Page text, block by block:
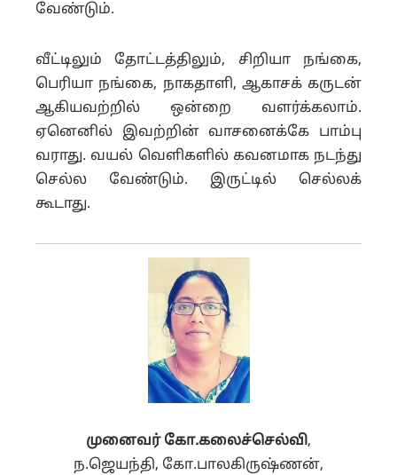
வேண்டும்.
வீட்டிலும் தோட்டத்திலும், சிறியா நங்கை,
பெரியா நங்கை, நாகதாளி, ஆகாசக் கருடன்
ஆகியவற்றில் ஒன்றை வளர்க்கலாம்.
ஏனெனில் இவற்றின் வாசனைக்கே பாம்பு
வராது. வயல் வெளிகளில் கவனமாக நடந்து
செல்ல வேண்டும். இருட்டில் செல்லக்
கூடாது.
முனைவர் கோ.கலைச்செல்வி,
ந.ஜெயந்தி, கோ.பாலகிருஷ்ணன்,